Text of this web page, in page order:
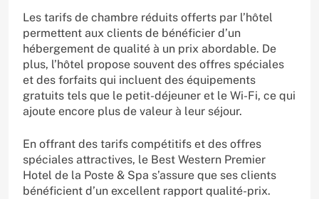
Les tarifs de chambre réduits offerts par l’hôtel
permettent aux clients de bénéficier d’un
hébergement de qualité à un prix abordable. De
plus, l’hôtel propose souvent des offres spéciales
et des forfaits qui incluent des équipements
gratuits tels que le petit-déjeuner et le Wi-Fi, ce qui
ajoute encore plus de valeur à leur séjour.
En offrant des tarifs compétitifs et des offres
spéciales attractives, le Best Western Premier
Hotel de la Poste & Spa s’assure que ses clients
bénéficient d’un excellent rapport qualité-prix.